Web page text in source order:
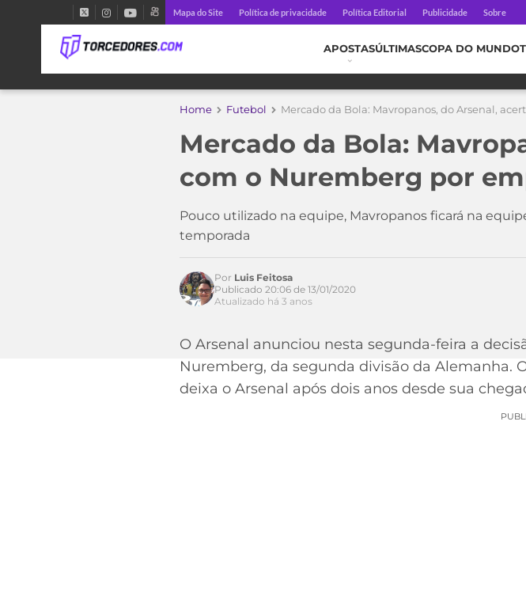
Mapa do Site Política de privacidade Política Editorial Publicidade Sobre
APOSTASÚLTIMASCOPA DO MUNDO
Home Futebol Mercado da Bola: Mavropanos, do Arsenal,
Mercado da Bola:
com o Nuremberg por
Pouco utilizado na equipe, Mavropanos ficará na
temporada
Por Luis Feitosa
Publicado 20:06 de 13/01/2020
Atualizado há 3 anos
O Arsenal anunciou nesta segunda-feira a
Nuremberg, da segunda divisão da Alemanha.
deixa o Arsenal após dois anos desde sua